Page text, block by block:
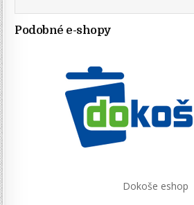
Podobné e-shopy
Dokoše eshop